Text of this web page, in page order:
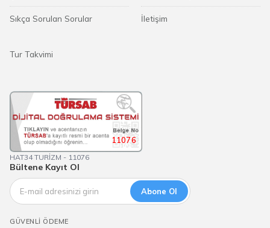
Sıkça Sorulan Sorular İletişim
Tur Takvimi
11076
HAT34 TURİZM - 11076
Bültene Kayıt Ol
Abone Ol
GÜVENLI ÖDEME